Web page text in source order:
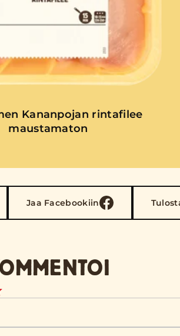
Kananpojan rintafilee
maustamaton
Jaa Facebookiin